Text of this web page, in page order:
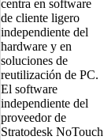
centra en software
de cliente ligero
independiente del
hardware y en
soluciones de
reutilización de PC.
El software
independiente del
proveedor de
Stratodesk NoTouch